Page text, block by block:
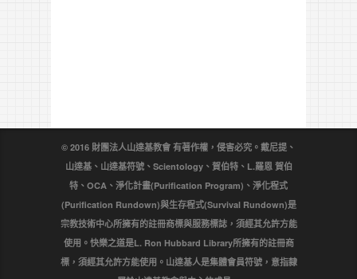
© 2016 財團法人山達基教會 有著作權，侵害必究。戴尼提、
山達基、山達基符號、Scientology、賀伯特、L.羅恩 賀伯
特、OCA、淨化計畫(Purification Program)、淨化程式
(Purification Rundown)與生存程式(Survival Rundown)是
宗教技術中心所擁有的註冊商標與服務標誌，須經其允許方能
使用。快樂之道是L. Ron Hubbard Library所擁有的註冊商
標，須經其允許方能使用。山達基人是集體會員符號，意指隸